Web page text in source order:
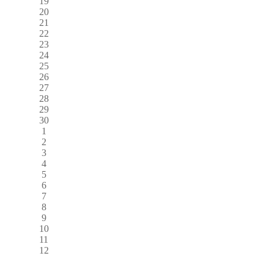
20
21
22
23
24
25
26
27
28
29
30
1
2
3
4
5
6
7
8
9
10
11
12